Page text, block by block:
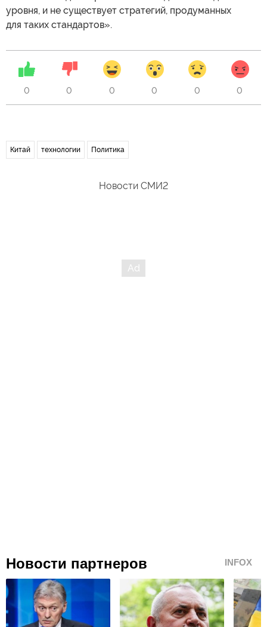
уровня, и не существует стратегий, продуманных
для таких стандартов».
0 0 0 0 0 0
Китай технологии Политика
Новости СМИ2
Новости партнеров INFOX